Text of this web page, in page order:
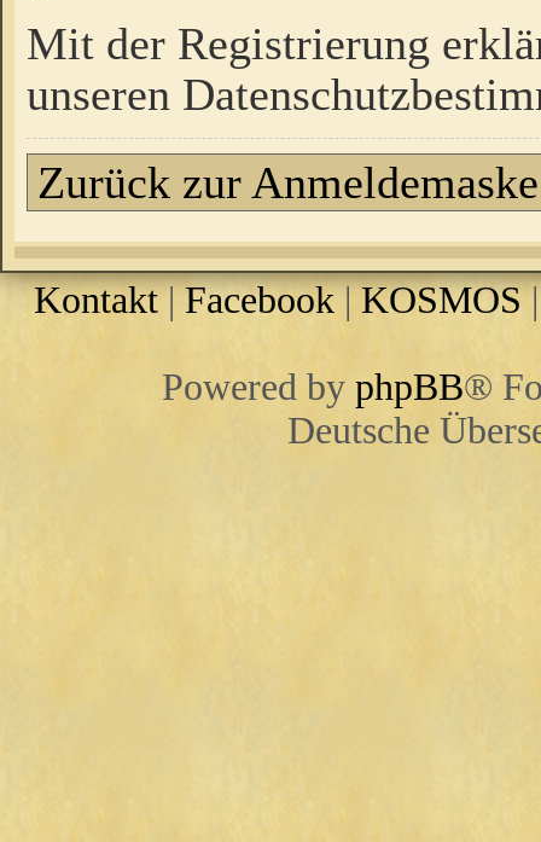
Mit der Registrierung
unseren
Zurück zur Anmeldemaske
Kontakt|Facebook|KOSMOS
Powered by phpBB®
Deutsche